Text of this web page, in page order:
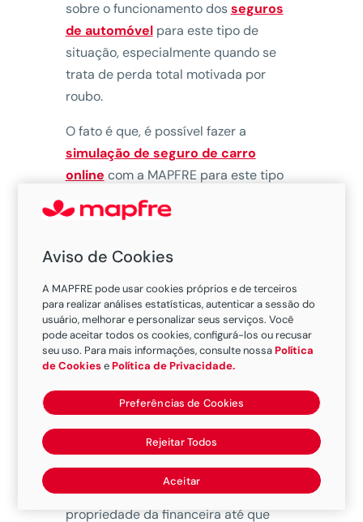
sobre o funcionamento dosseguros
de automóvelpara este tipo de
situação, especialmente quando se
trata de perda total motivada por
roubo.
O fato é que, é possível fazer a
simulação de seguro de carro
online com a MAPFRE para este tipo
de veículo. Vale ressaltar que a
indenização do seguro de veículo
algumas particularidades. Saiba mais:
Qual a diferença
entre seguro de
carros financiados e
seguro de carros sem
financiamento?
Diferentemente do automóvel que já
foi quitado, o carro financiado é de
propriedade da financeira até que
Aviso de Cookies
A MAPFRE pode usar cookies próprios e de terceiros
para realizar análises estatísticas, autenticar a sessão do
usuário, melhorar e personalizar seus serviços. Você
pode aceitar todos os cookies, configurá-los ou recusar
seu uso. Para mais informações, consulte nossaPolítica
de CookiesePolítica de Privacidade.
Preferências de Cookies
Rejeitar Todos
Aceitar